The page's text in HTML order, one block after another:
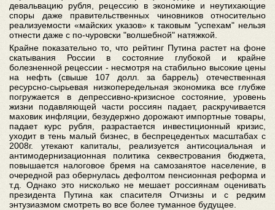
девальвацию рубля, рецессию в экономике и неутихающие
споры даже правительственных чиновников относительно
реализуемости «майских указов» к таковым "успехам" нельзя
отнести даже с по-чуровски "волшебной" натяжкой.
Крайне показательно то, что рейтинг Путина растет на фоне
скатывания России в состояние глубокой и крайне
болезненной рецессии - несмотря на стабильно высокие цены
на нефть (свыше 107 долл. за баррель) отечественная
ресурсно-сырьевая низкопередельная экономика все глубже
погружается в депрессивно-кризисное состояние, уровень
жизни подавляющей части россиян падает, раскручивается
маховик инфляции, безудержно дорожают импортные товары,
падает курс рубля, разрастается инвестиционный кризис,
уходит в тень малый бизнес, в беспрецедентых масштабах с
2008г. утекают капиталы, реализуется антисоциальная и
антимодернизационная политика секвестрования бюджета,
повышается налоговое бремя на самозанятое население, в
очередной раз обернулась дефолтом пенсионная реформа и
т.д. Однако это нисколько не мешает россиянам оценивать
президента Путина как спасителя Отчизны и с редким
энтузиазмом смотреть во все более туманное будущее.